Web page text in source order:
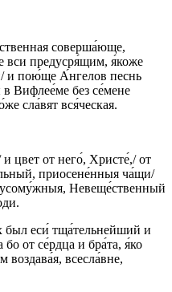
соверша́юще,
вси предусря́щим, я́коже
и пою́ще А́нгелов песнь
Вифлее́ме без се́мене
сла́вят вся́ческая.
цвет от него́, Христе́,/ от
приосене́нныя ча́щи/
Невеще́ственный
был еси́ тща́тельнейший и
от се́рдца и бра́та, я́ко
воздава́я, всесла́вне,